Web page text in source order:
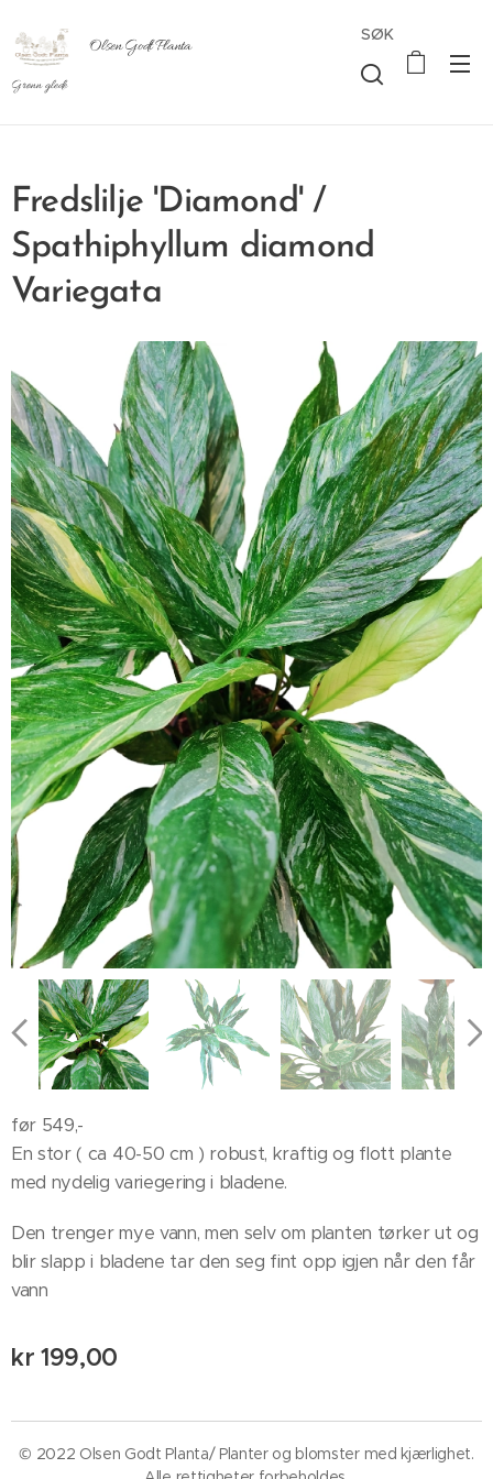
Olsen Godt Planta
Grønn glede
SØK
Fredslilje 'Diamond' /
Spathiphyllum diamond
Variegata
før 549,-
En stor ( ca 40-50 cm ) robust, kraftig og flott plante
med nydelig variegering i bladene.
Den trenger mye vann, men selv om planten tørker ut og
blir slapp i bladene tar den seg fint opp igjen når den får
vann
kr199,00
© 2022 Olsen Godt Planta/ Planter og blomster med kjærlighet.